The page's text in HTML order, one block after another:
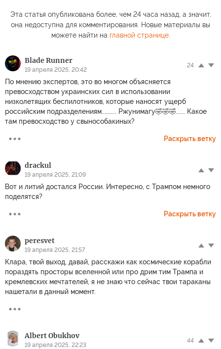
Эта статья опубликована более, чем 24 часа назад, а значит,
она недоступна для комментирования. Новые материалы вы
можете найти на главной странице.
Blade Runner
19 апреля 2025, 20:42
24
По мнению экспертов, это во многом объясняется
превосходством украинских сил в использовании
низколетящих беспилотников, которые наносят ущерб
российским подразделениям.......... Ржунимагу🤣🤣🤣...... Какое
там превосходство у свынособакиных?
Раскрыть ветку
drackul
19 апреля 2025, 21:09
Вот и литий достался России. Интересно, с Трампом немного
поделятся?
Раскрыть ветку
peresvet
19 апреля 2025, 21:57
Клара, твой выход, давай, расскажи как космические корабли
пораздять просторы вселенной или про дрим тим Трампа и
кремлевских мечтателей, я не знаю что сейчас твои тараканы
нашетали в данный момент.
Albert Obukhov
19 апреля 2025, 22:23
44